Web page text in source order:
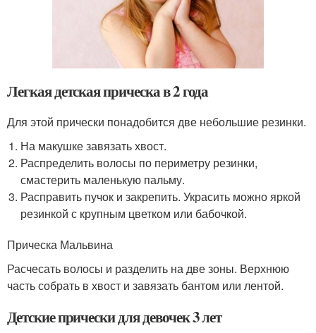
Легкая детская прическа в 2 года
Для этой прически понадобится две небольшие резинки.
На макушке завязать хвост.
Распределить волосы по периметру резинки,
смастерить маленькую пальму.
Расправить пучок и закрепить. Украсить можно яркой
резинкой с крупным цветком или бабочкой.
Прическа Мальвина
Расчесать волосы и разделить на две зоны. Верхнюю
часть собрать в хвост и завязать бантом или лентой.
Детские прически для девочек 3 лет